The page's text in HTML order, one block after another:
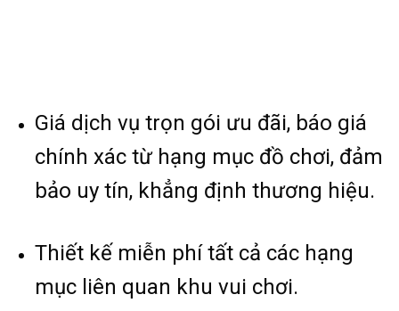
Giá dịch vụ trọn gói ưu đãi, báo giá
chính xác từ hạng mục đồ chơi, đảm
bảo uy tín, khẳng định thương hiệu.
Thiết kế miễn phí tất cả các hạng
mục liên quan khu vui chơi.